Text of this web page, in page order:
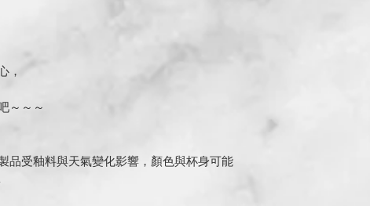
，
～～～
品受釉料與天氣變化影響，顏色與杯身可能